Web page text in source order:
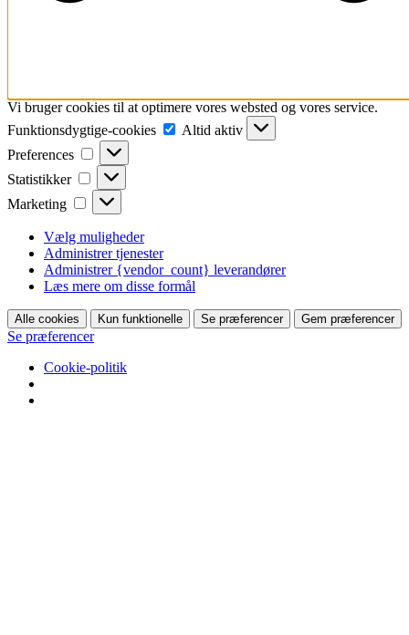
Vi bruger cookies til at optimere vores websted og vores service.
Funktionsdygtige-cookies
Funktionsdygtige-
cookies
Altid aktiv
Preferences
Preferences
Statistikker Statistikker
Marketing Marketing
Vælg muligheder
Administrer tjenester
Administrer {vendor_count} leverandører
Læs mere om disse formål
Alle cookies Kun funktionelle Se præferencer Gem præferencer
Se præferencer
Cookie-politik